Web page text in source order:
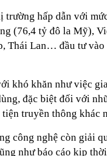
trường hấp dẫn với
(76,4 tỷ đô la Mỹ),
Thái Lan… đầu tư
khó khăn như việc
đặc biệt đối với
truyền thông khác
công nghệ còn giải
như báo cáo kịp